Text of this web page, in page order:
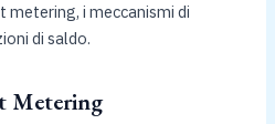
metering, i meccanismi di
di saldo.
Metering